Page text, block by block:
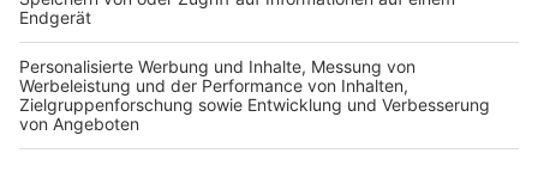
Anzeige
Weitere Themen von Rhein und Erft